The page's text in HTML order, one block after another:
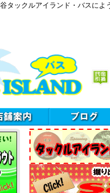
タックルアイランド・バスによ